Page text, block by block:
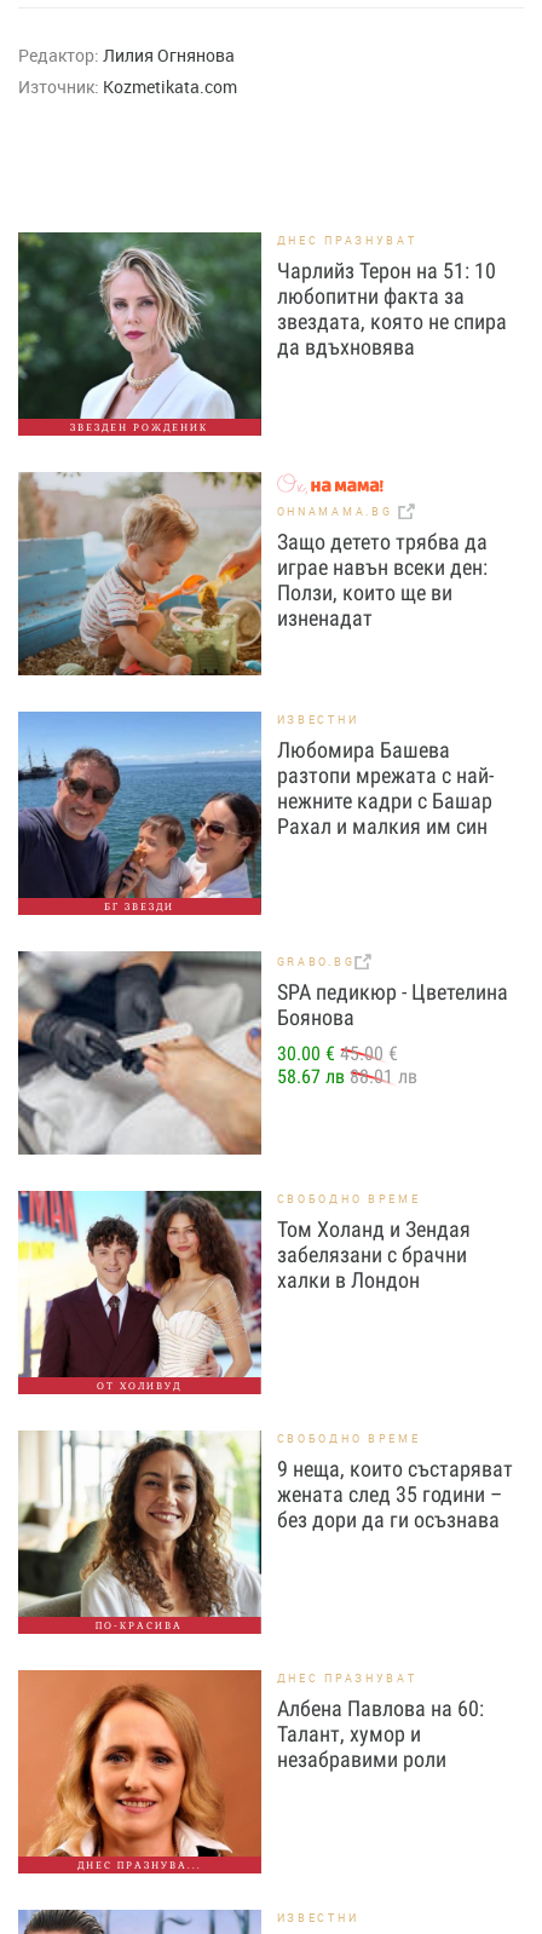
Редактор: Лилия Огнянова
Източник: Kozmetikata.com
ЗВЕЗДЕН РОЖДЕНИК
ДНЕС ПРАЗНУВАТ
Чарлийз Терон на 51: 10
любопитни факта за
звездата, която не спира
да вдъхновява
OHNAMAMA.BG
Защо детето трябва да
играе навън всеки ден:
Ползи, които ще ви
изненадат
БГ ЗВЕЗДИ
ИЗВЕСТНИ
Любомира Башева
разтопи мрежата с най-
нежните кадри с Башар
Рахал и малкия им син
GRABO.BG
SPA педикюр - Цветелина
Боянова
30.00 € 45.00 €
58.67 лв 88.01 лв
ОТ ХОЛИВУД
СВОБОДНО ВРЕМЕ
Том Холанд и Зендая
забелязани с брачни
халки в Лондон
ПО-КРАСИВА
СВОБОДНО ВРЕМЕ
9 неща, които състаряват
жената след 35 години –
без дори да ги осъзнава
ДНЕС ПРАЗНУВА...
ДНЕС ПРАЗНУВАТ
Албена Павлова на 60:
Талант, хумор и
незабравими роли
ИЗВЕСТНИ